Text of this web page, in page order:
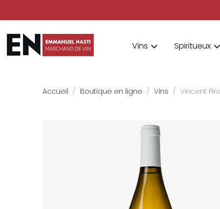
Vins Spiritueux
Accueil Boutique en ligne Vins Vincent